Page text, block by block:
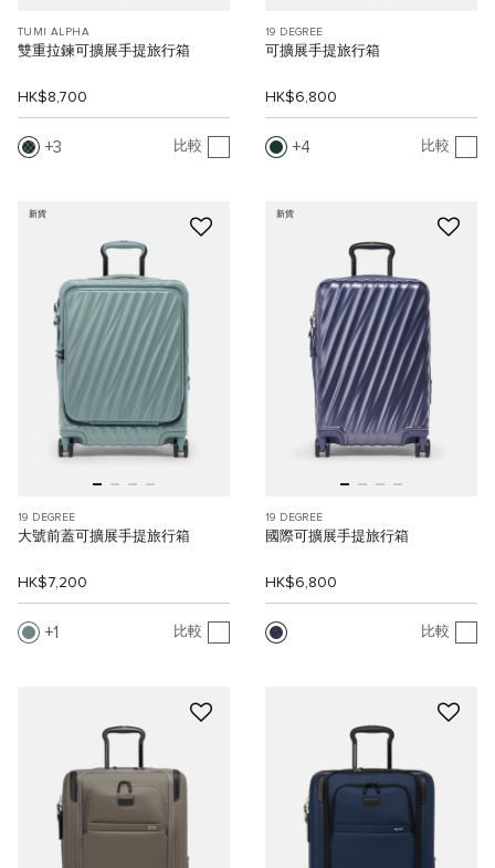
TUMI ALPHA
雙重拉鍊可擴展手提旅行箱
HK$8,700
3 比較
19 DEGREE
可擴展手提旅行箱
HK$6,800
4 比較
新貨
19 DEGREE
大號前蓋可擴展手提旅行箱
HK$7,200
1 比較
新貨
19 DEGREE
國際可擴展手提旅行箱
HK$6,800
比較